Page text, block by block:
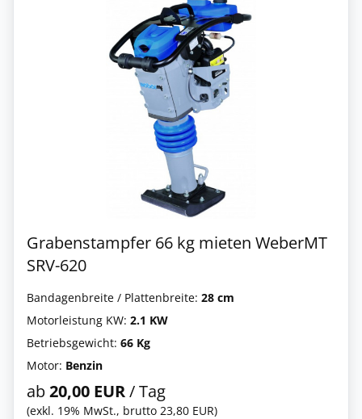
Grabenstampfer 66 kg mieten WeberMT
SRV-620
Bandagenbreite / Plattenbreite: 28 cm
Motorleistung KW: 2.1 KW
Betriebsgewicht: 66 Kg
Motor: Benzin
ab20,00 EUR/ Tag
(exkl. 19% MwSt., brutto 23,80 EUR)